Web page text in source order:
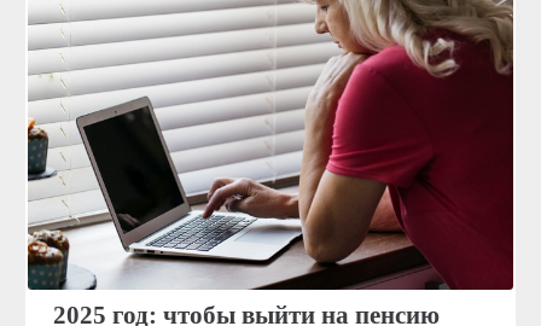
2025 год: чтобы выйти на пенсию